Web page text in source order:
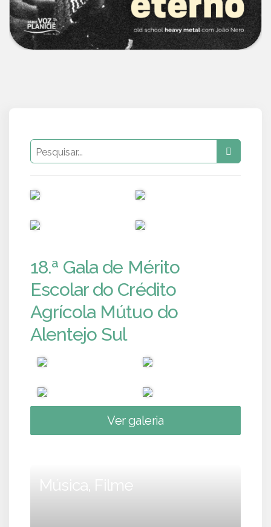
18.ª Gala de Mérito
Escolar do Crédito
Agrícola Mútuo do
Alentejo Sul
Ver galeria
Música, Filme